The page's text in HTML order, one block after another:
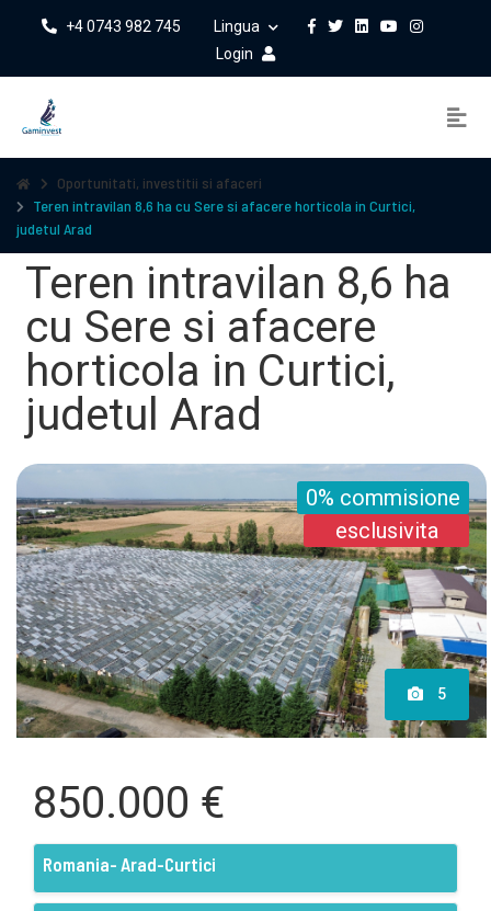
+4 0743 982 745
Lingua
Login
Oportunitati, investitii si afaceri
Teren intravilan 8,6 ha cu Sere si afacere horticola in Curtici,
judetul Arad
Teren intravilan 8,6 ha
cu Sere si afacere
horticola in Curtici,
judetul Arad
0% commisione
esclusivita
5
850.000 €
Romania- Arad-Curtici